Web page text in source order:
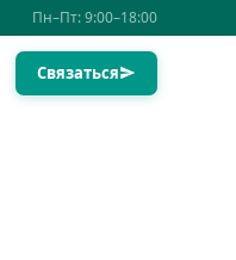
Пн–Пт: 9:00–18:00
Связаться